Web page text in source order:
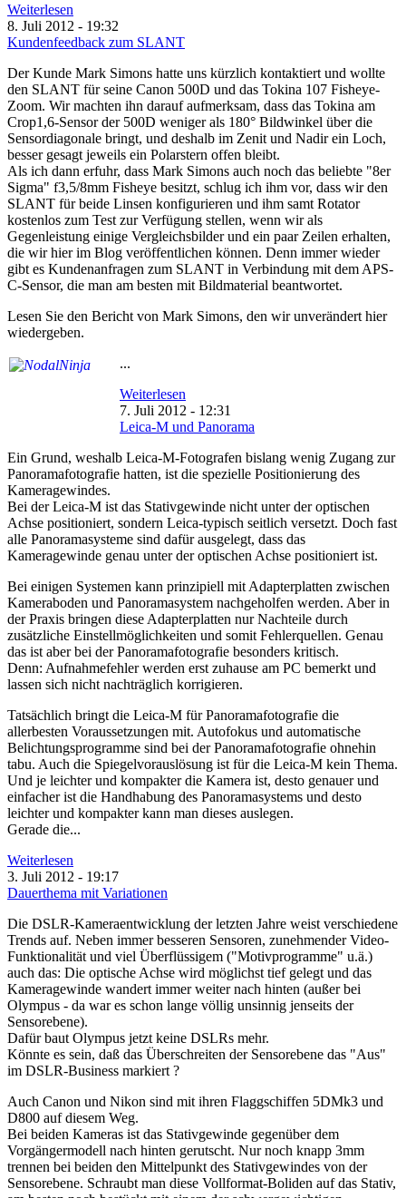
Weiterlesen
8. Juli 2012 - 19:32
Kundenfeedback zum SLANT
Der Kunde Mark Simons hatte uns kürzlich kontaktiert und wollte
den SLANT für seine Canon 500D und das Tokina 107 Fisheye-
Zoom. Wir machten ihn darauf aufmerksam, dass das Tokina am
Crop1,6-Sensor der 500D weniger als 180° Bildwinkel über die
Sensordiagonale bringt, und deshalb im Zenit und Nadir ein Loch,
besser gesagt jeweils ein Polarstern offen bleibt.
Als ich dann erfuhr, dass Mark Simons auch noch das beliebte "8er
Sigma" f3,5/8mm Fisheye besitzt, schlug ich ihm vor, dass wir den
SLANT für beide Linsen konfigurieren und ihm samt Rotator
kostenlos zum Test zur Verfügung stellen, wenn wir als
Gegenleistung einige Vergleichsbilder und ein paar Zeilen erhalten,
die wir hier im Blog veröffentlichen können. Denn immer wieder
gibt es Kundenanfragen zum SLANT in Verbindung mit dem APS-
C-Sensor, die man am besten mit Bildmaterial beantwortet.
Lesen Sie den Bericht von Mark Simons, den wir unverändert hier
wiedergeben.
...
Weiterlesen
7. Juli 2012 - 12:31
Leica-M und Panorama
Ein Grund, weshalb Leica-M-Fotografen bislang wenig Zugang zur
Panoramafotografie hatten, ist die spezielle Positionierung des
Kameragewindes.
Bei der Leica-M ist das Stativgewinde nicht unter der optischen
Achse positioniert, sondern Leica-typisch seitlich versetzt. Doch fast
alle Panoramasysteme sind dafür ausgelegt, dass das
Kameragewinde genau unter der optischen Achse positioniert ist.
Bei einigen Systemen kann prinzipiell mit Adapterplatten zwischen
Kameraboden und Panoramasystem nachgeholfen werden. Aber in
der Praxis bringen diese Adapterplatten nur Nachteile durch
zusätzliche Einstellmöglichkeiten und somit Fehlerquellen. Genau
das ist aber bei der Panoramafotografie besonders kritisch.
Denn: Aufnahmefehler werden erst zuhause am PC bemerkt und
lassen sich nicht nachträglich korrigieren.
Tatsächlich bringt die Leica-M für Panoramafotografie die
allerbesten Voraussetzungen mit. Autofokus und automatische
Belichtungsprogramme sind bei der Panoramafotografie ohnehin
tabu. Auch die Spiegelvorauslösung ist für die Leica-M kein Thema.
Und je leichter und kompakter die Kamera ist, desto genauer und
einfacher ist die Handhabung des Panoramasystems und desto
leichter und kompakter kann man dieses auslegen.
Gerade die...
Weiterlesen
3. Juli 2012 - 19:17
Dauerthema mit Variationen
Die DSLR-Kameraentwicklung der letzten Jahre weist verschiedene
Trends auf. Neben immer besseren Sensoren, zunehmender Video-
Funktionalität und viel Überflüssigem ("Motivprogramme" u.ä.)
auch das: Die optische Achse wird möglichst tief gelegt und das
Kameragewinde wandert immer weiter nach hinten (außer bei
Olympus - da war es schon lange völlig unsinnig jenseits der
Sensorebene).
Dafür baut Olympus jetzt keine DSLRs mehr.
Könnte es sein, daß das Überschreiten der Sensorebene das "Aus"
im DSLR-Business markiert ?
Auch Canon und Nikon sind mit ihren Flaggschiffen 5DMk3 und
D800 auf diesem Weg.
Bei beiden Kameras ist das Stativgewinde gegenüber dem
Vorgängermodell nach hinten gerutscht. Nur noch knapp 3mm
trennen bei beiden den Mittelpunkt des Stativgewindes von der
Sensorebene. Schraubt man diese Vollformat-Boliden auf das Stativ,